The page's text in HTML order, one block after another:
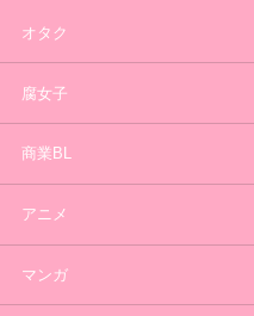
オタク
腐女子
商業BL
アニメ
マンガ